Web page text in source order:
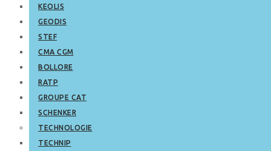
KEOLIS
GEODIS
STEF
CMA CGM
BOLLORE
RATP
GROUPE CAT
SCHENKER
TECHNOLOGIE
TECHNIP